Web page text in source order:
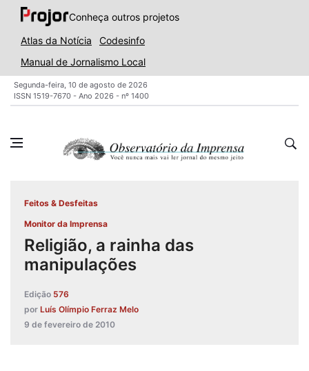
Conheça outros projetos
Atlas da Notícia
Codesinfo
Manual de Jornalismo Local
Segunda-feira, 10 de agosto de 2026
ISSN 1519-7670 - Ano 2026 - nº 1400
Feitos & Desfeitas
Monitor da Imprensa
Religião, a rainha das
manipulações
Edição 576
por Luís Olímpio Ferraz Melo
9 de fevereiro de 2010